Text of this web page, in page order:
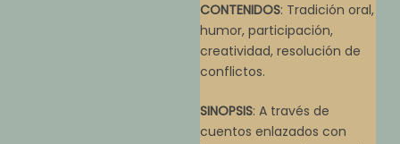
CONTENIDOS: Tradición oral,
humor, participación,
creatividad, resolución de
conflictos.
SINOPSIS: A través de
cuentos enlazados con